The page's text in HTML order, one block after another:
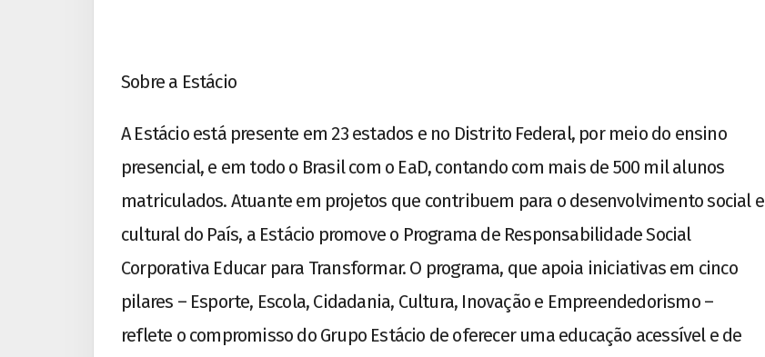
Sobre a Estácio
A Estácio está presente em 23 estados e no Distrito Federal, por meio do ensino
presencial, e em todo o Brasil com o EaD, contando com mais de 500 mil alunos
matriculados. Atuante em projetos que contribuem para o desenvolvimento social e
cultural do País, a Estácio promove o Programa de Responsabilidade Social
Corporativa Educar para Transformar. O programa, que apoia iniciativas em cinco
pilares – Esporte, Escola, Cidadania, Cultura, Inovação e Empreendedorismo –
reflete o compromisso do Grupo Estácio de oferecer uma educação acessível e de